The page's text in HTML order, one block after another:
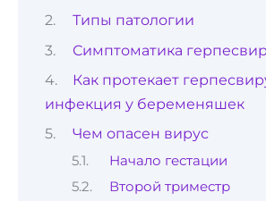
Типы патологии
Симптоматика
Как протекает
инфекция у беременяшек
Чем опасен вирус
Начало гестации
Второй триместр